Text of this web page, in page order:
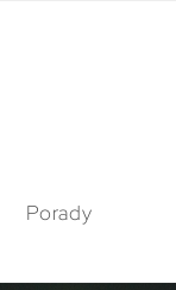
Porady